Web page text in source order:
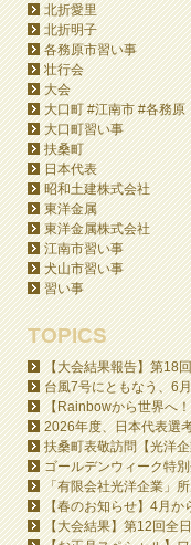
北折愛里
北折明子
各務原市習い事
壮行会
大会
大口町 #江南市 #各務原
大口町習い事
扶桑町
日本代表
昭和土建株式会社
東洋金属
東洋金属株式会社
江南市習い事
犬山市習い事
習い事
TOPICS
【大会結果報告】第18
台風7号にともなう、6
【Rainbowから世界へ
2026年度、日本代表選
扶桑町表敬訪問【光洋
ゴールデンウィーク特
「有限会社光洋企業」
【春のお知らせ】4月か
【大会結果】第12回全